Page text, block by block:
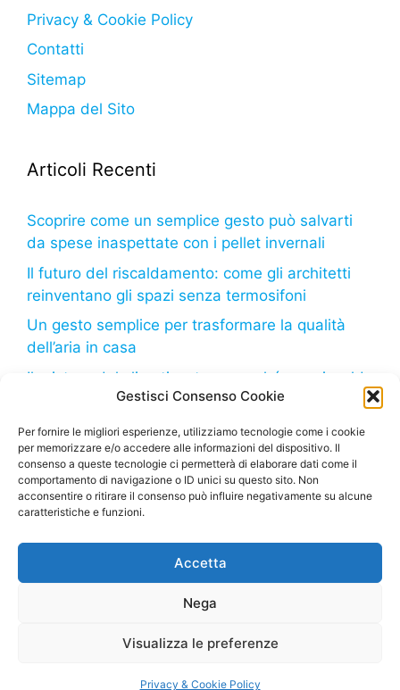
Gestisci Consenso Cookie
Per fornire le migliori esperienze, utilizziamo tecnologie come i cookie
per memorizzare e/o accedere alle informazioni del dispositivo. Il
consenso a queste tecnologie ci permetterà di elaborare dati come il
comportamento di navigazione o ID unici su questo sito. Non
acconsentire o ritirare il consenso può influire negativamente su alcune
caratteristiche e funzioni.
Accetta
Nega
Visualizza le preferenze
Privacy & Cookie Policy
Privacy & Cookie Policy
Contatti
Sitemap
Mappa del Sito
Articoli Recenti
Scoprire come un semplice gesto può salvarti
da spese inaspettate con i pellet invernali
Il futuro del riscaldamento: come gli architetti
reinventano gli spazi senza termosifoni
Un gesto semplice per trasformare la qualità
dell’aria in casa
Il mistero del climatizzatore: perché non riscalda
come dovrebbe?
Il freddo in arrivo: come il tuo frigorifero può
aiutarti a risparmiare sulla bolletta
proprietà della Marco Bruzzone S.R.L. – P. Iva
Affiliazione Amazon EU, un programma di affiliazione
pubblicitaria pubblicizzando e fornendo link al sito